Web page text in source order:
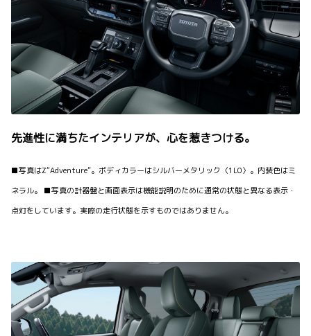
先進性に満ちたインテリアが、心を惹きつける。
■写真はZ“Adventure”。ボディカラーはシルバーメタリック〈1L0〉。内装色はミ
ネラル。 ■写真の計器盤と画面表示は機能説明のために通常の状態と異なる表示・
点灯をしています。実際の走行状態を示すものではありません。